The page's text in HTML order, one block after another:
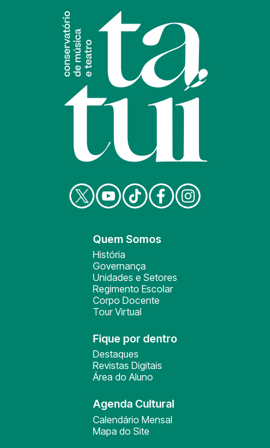
Quem Somos
História
Governança
Unidades e Setores
Regimento Escolar
Corpo Docente
Tour Virtual
Fique por dentro
Destaques
Revistas Digitais
Área do Aluno
Agenda Cultural
Calendário Mensal
Mapa do Site